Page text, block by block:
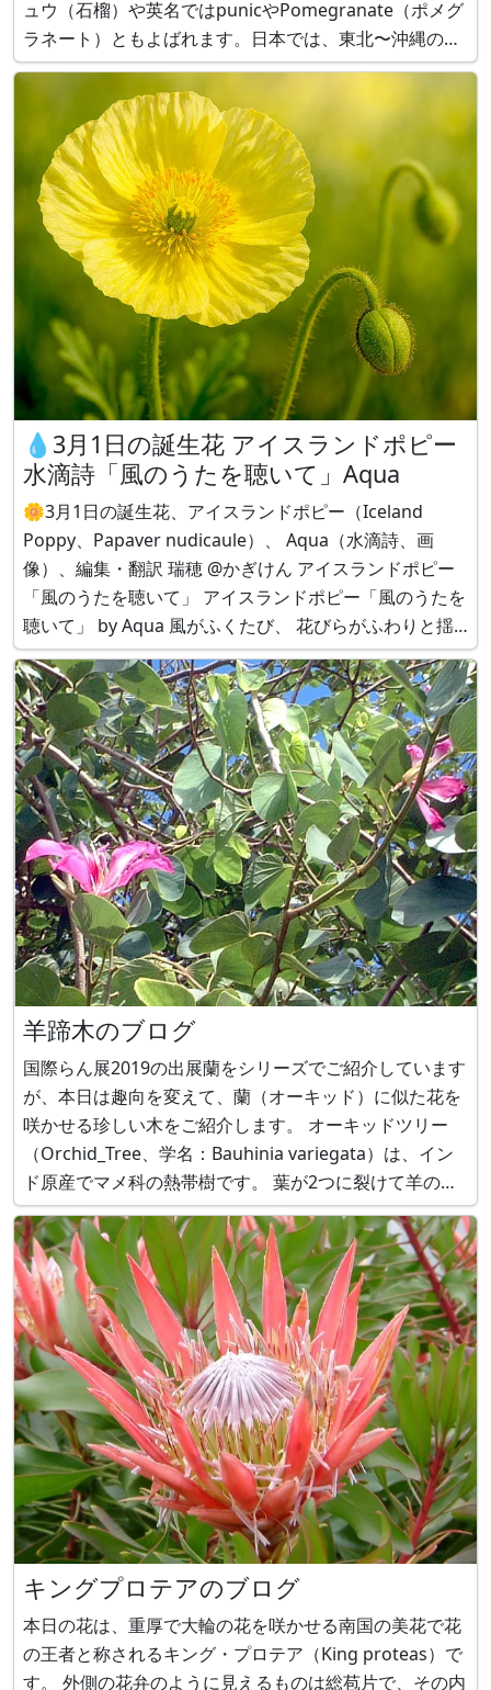
ュウ（石榴）や英名ではpunicやPomegranate（ポメグ
ラネート）ともよばれます。日本では、東北〜沖縄の日
のあたる場所に自生するほか、庭木で植えられます。成
長は遅く、樹高は3～7mです。葉は緑色の楕円形で光沢
が有り全縁で互
💧3月1日の誕生花 アイスランドポピー
水滴詩「風のうたを聴いて」Aqua
🌼3月1日の誕生花、アイスランドポピー（Iceland
Poppy、Papaver nudicaule）、 Aqua（水滴詩、画
像）、編集・翻訳 瑞穂 @かぎけん アイスランドポピー
「風のうたを聴いて」 アイスランドポピー「風のうたを
聴いて」 by Aqua 風がふくたび、 花びらがふわりと揺
れる。 まるで、風のうたに耳をすませて、 そっと踊っ
ているみたい。 やわらかな色、
羊蹄木のブログ
国際らん展2019の出展蘭をシリーズでご紹介しています
が、本日は趣向を変えて、蘭（オーキッド）に似た花を
咲かせる珍しい木をご紹介します。 オーキッドツリー
（Orchid_Tree、学名：Bauhinia variegata）は、イン
ド原産でマメ科の熱帯樹です。 葉が2つに裂けて羊のヒ
ズメに似ているので、和名ではヨウテイボク（羊蹄木）
とも呼ばれます。 ■オーキッドツリー（Orchid_Tree
キングプロテアのブログ
本日の花は、重厚で大輪の花を咲かせる南国の美花で花
の王者と称されるキング・プロテア（King proteas）で
す。 外側の花弁のように見えるものは総苞片で、その内